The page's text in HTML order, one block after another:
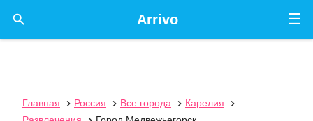
☰
Arrivo

Главная  Россия  Все города  Карелия
